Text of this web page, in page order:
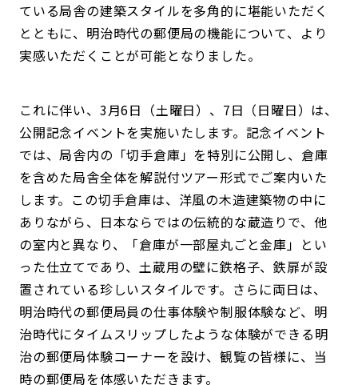
ている局舎の建築スタイルを多角的に堪能いただく
とともに、明治時代の郵便局の機能について、より
実感いただくことが可能となりました。
これに伴い、3月6日（土曜日）、7日（日曜日）は、
公開記念イベントを実施いたします。記念イベント
では、局舎内の「切手倉庫」を特別に公開し、倉庫
を含めた局舎全体を解説付ツアー形式でご案内いた
します。この切手倉庫は、洋風の木造建築物の中に
ありながら、日本ならではの伝統的な蔵造りで、他
の室内と異なり、「倉庫が一部屋丸ごと金庫」とい
った仕立てであり、土蔵用の壁に鉄格子、鉄扉が設
置されている珍しいスタイルです。さらに両日は、
明治時代の郵便局員の仕事体験や制服体験など、明
治時代にタイムスリップしたような体験ができる明
治の郵便局体験コーナーを設け、観覧の皆様に、当
時の郵便局を体感いただきます。